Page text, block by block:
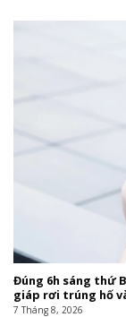
Đúng 6h sáng thứ
giáp rơi trúng hố
7 Tháng 8, 2026